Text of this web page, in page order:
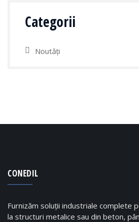
Categorii
Noutăți
CONEDIL
Furnizăm soluții industriale complete
la structuri metalice sau din beton,